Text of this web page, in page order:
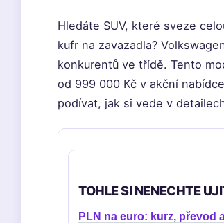
Hledáte SUV, které sveze
kufr na zavazadla?
konkurentů ve třídě. Tento
od 999 000 Kč v akční
podívat, jak si vede v
TOHLE SI NENECHTE
PLN na euro: kurz, převod